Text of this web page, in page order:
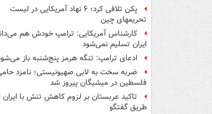
پکن تلافی کرد؛ ۶ نهاد آمریکایی در لیست
تحریمهای چین
کارشناس آمریکایی: ترامپ خودش هم
ایران تسلیم نمی‌شود
ادعای ترامپ: تنگه هرمز پنج‌شنبه باز
ضربه سخت به لابی صهیونیستی؛ نامزد
فلسطین در میشیگان پیروز شد
تاکید عربستان بر لزوم کاهش تنش با ایران
طریق گفتگو